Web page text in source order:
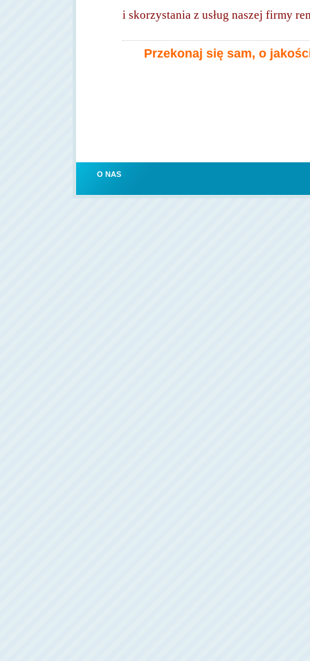
i skorzystania z usług naszej firmy
Przekonaj się sam, o
O NAS